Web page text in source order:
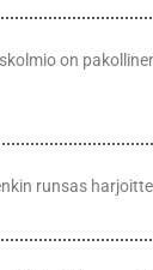
on
runsas